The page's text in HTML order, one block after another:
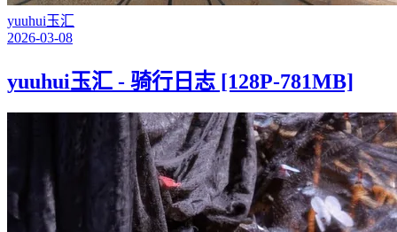
yuuhui玉汇
2026-03-08
yuuhui玉汇 - 骑行日志 [128P-781MB]